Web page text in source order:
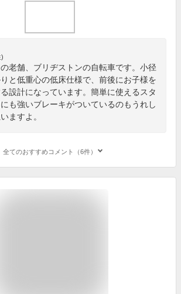
老舗、ブリヂストンの自転車です。小径
と低重心の低床仕様で、前後にお子様を
設計になっています。簡単に使えるスタ
も強いブレーキがついているのもうれし
ますよ。
全てのおすすめコメント（6件）